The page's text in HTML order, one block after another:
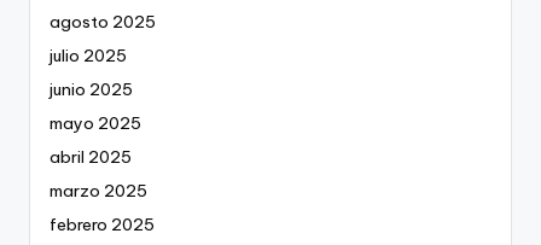
agosto 2025
julio 2025
junio 2025
mayo 2025
abril 2025
marzo 2025
febrero 2025